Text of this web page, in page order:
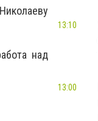
над
13:10
13:00